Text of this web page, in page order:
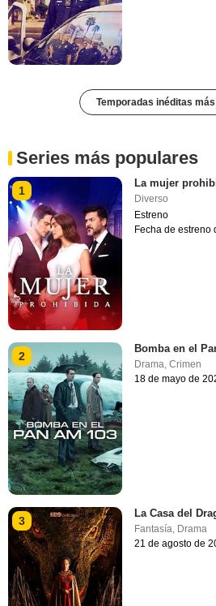
Temporadas inéditas
Series más populares
1
La mujer
Diverso
Estreno
Fecha de estreno
2
Bomba en el
Drama ,Crimen
18 de mayo de
3
La Casa del
Fantasía, Drama
21 de agosto de